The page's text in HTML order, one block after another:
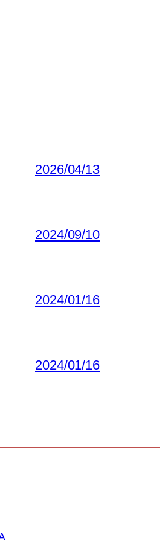
2026/04/13
2024/09/10
2024/01/16
2024/01/16